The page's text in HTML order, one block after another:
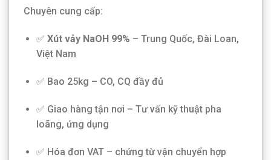
Chuyên cung cấp:
✅ Xút vảy NaOH 99% – Trung Quốc, Đài Loan,
Việt Nam
✅ Bao 25kg – CO, CQ đầy đủ
✅ Giao hàng tận nơi – Tư vấn kỹ thuật pha
loãng, ứng dụng
✅ Hóa đơn VAT – chứng từ vận chuyển hợp